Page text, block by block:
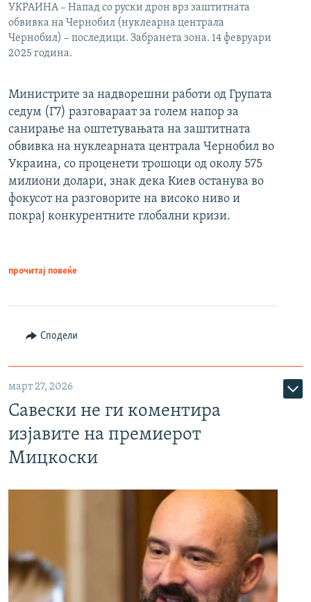
УКРАИНА – Напад со руски дрон врз заштитната
обвивка на Чернобил (нуклеарна централа
Чернобил) – последици. Забранета зона. 14 февруари
2025 година.
Министрите за надворешни работи од Групата
седум (Г7) разговараат за голем напор за
санирање на оштетувањата на заштитната
обвивка на нуклеарната централа Чернобил во
Украина, со проценети трошоци од околу 575
милиони долари, знак дека Киев останува во
фокусот на разговорите на високо ниво и
покрај конкурентните глобални кризи.
прочитај повеќе
Сподели
март 27, 2026
Савески не ги коментира
изјавите на премиерот
Мицкоски